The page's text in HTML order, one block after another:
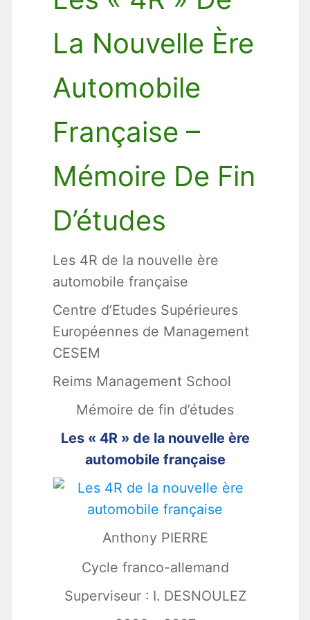
La Nouvelle Ère
Automobile
Française –
Mémoire De Fin
D’études
Les 4R de la nouvelle ère
automobile française
Centre d’Etudes Supérieures
Européennes de Management
CESEM
Reims Management School
Mémoire de fin d’études
Les « 4R » de la nouvelle ère
automobile française
Anthony PIERRE
Cycle franco-allemand
Superviseur : I. DESNOULEZ